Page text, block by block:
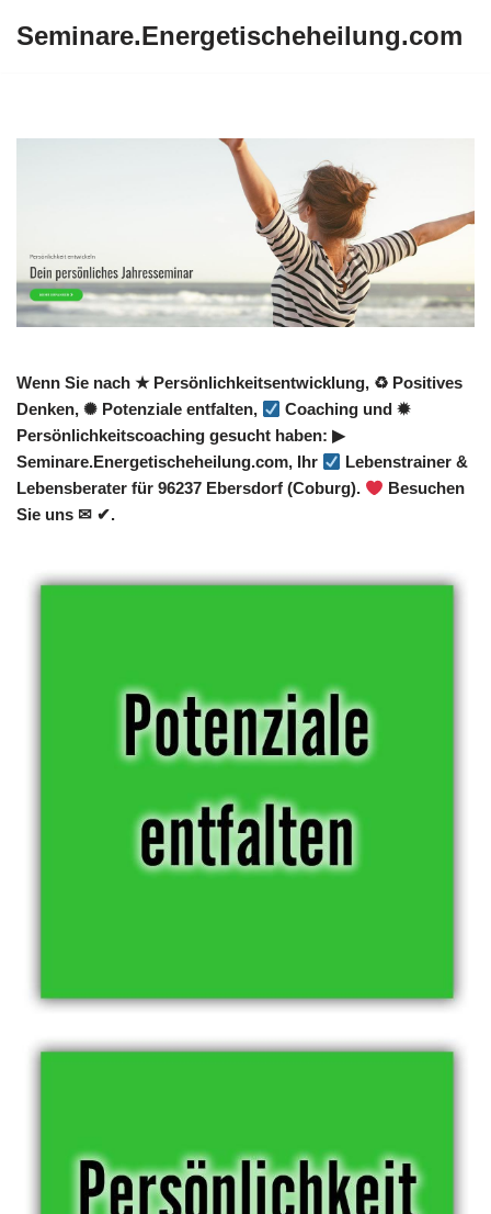
Seminare.Energetischeheilung.com
Wenn Sie nach ★ Persönlichkeitsentwicklung, ♻ Positives
Denken, ✺ Potenziale entfalten,
Coaching und ✹
Persönlichkeitscoaching gesucht haben: ▶︎
Seminare.Energetischeheilung.com, Ihr
Lebenstrainer &
Lebensberater für 96237 Ebersdorf (Coburg).
Besuchen
Sie uns ✉ ✔.